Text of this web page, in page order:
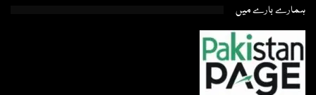
ہمارے بارے میں